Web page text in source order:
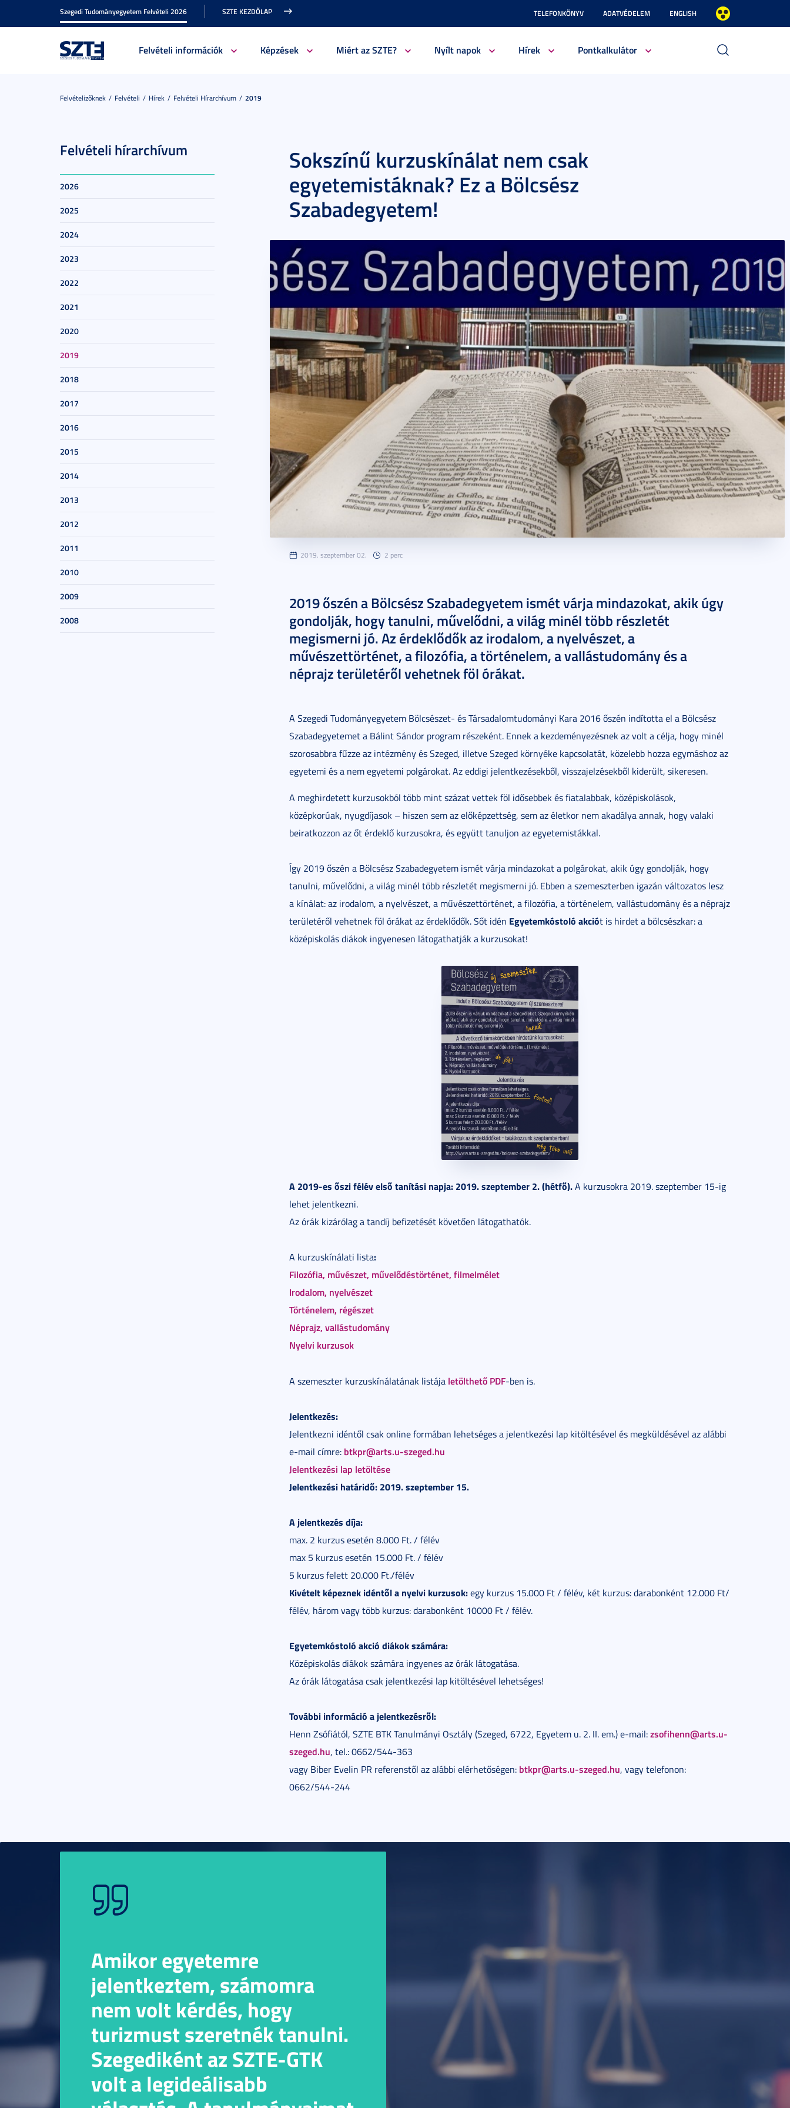
Szegedi Tudományegyetem Felvételi 2026 SZTE KEZDŐLAP TELEFONKÖNYV ADATVÉDELEM ENGLISH
Felvételi információk Képzések Miért az SZTE? Nyílt napok Hírek Pontkalkulátor
Felvételizőknek Felvételi Hírek Felvételi Hírarchívum 2019
Felvételi hírarchívum
2026
2025
2024
2023
2022
2021
2020
2019
2018
2017
2016
2015
2014
2013
2012
2011
2010
2009
2008
Sokszínű kurzuskínálat nem csak
egyetemistáknak? Ez a Bölcsész
Szabadegyetem!
2019. szeptember 02. 2 perc
2019 őszén a Bölcsész Szabadegyetem ismét várja mindazokat, akik úgy
gondolják, hogy tanulni, művelődni, a világ minél több részletét
megismerni jó. Az érdeklődők az irodalom, a nyelvészet, a
művészettörténet, a filozófia, a történelem, a vallástudomány és a
néprajz területéről vehetnek föl órákat.
A Szegedi Tudományegyetem Bölcsészet- és Társadalomtudományi Kara 2016 őszén indította el a Bölcsész
Szabadegyetemet a Bálint Sándor program részeként. Ennek a kezdeményezésnek az volt a célja, hogy minél
szorosabbra fűzze az intézmény és Szeged, illetve Szeged környéke kapcsolatát, közelebb hozza egymáshoz az
egyetemi és a nem egyetemi polgárokat. Az eddigi jelentkezésekből, visszajelzésekből kiderült, sikeresen.
A meghirdetett kurzusokból több mint százat vettek föl idősebbek és fiatalabbak, középiskolások,
középkorúak, nyugdíjasok – hiszen sem az előképzettség, sem az életkor nem akadálya annak, hogy valaki
beiratkozzon az őt érdeklő kurzusokra, és együtt tanuljon az egyetemistákkal.
Így 2019 őszén a Bölcsész Szabadegyetem ismét várja mindazokat a polgárokat, akik úgy gondolják, hogy
tanulni, művelődni, a világ minél több részletét megismerni jó. Ebben a szemeszterben igazán változatos lesz
a kínálat: az irodalom, a nyelvészet, a művészettörténet, a filozófia, a történelem, vallástudomány és a néprajz
területéről vehetnek föl órákat az érdeklődők. Sőt idén Egyetemkóstoló akciót is hirdet a bölcsészkar: a
középiskolás diákok ingyenesen látogathatják a kurzusokat!
A 2019-es őszi félév első tanítási napja: 2019. szeptember 2. (hétfő).A kurzusokra 2019. szeptember 15-ig
lehet jelentkezni.
Az órák kizárólag a tandíj befizetését követően látogathatók.
A kurzuskínálati lista:
Filozófia, művészet, művelődéstörténet, filmelmélet
Irodalom, nyelvészet
Történelem, régészet
Néprajz, vallástudomány
Nyelvi kurzusok
A szemeszter kurzuskínálatának listája letölthető PDF-ben is.
Jelentkezés:
Jelentkezni idéntől csak online formában lehetséges a jelentkezési lap kitöltésével és megküldésével az alábbi
e-mail címre: btkpr@arts.u-szeged.hu
Jelentkezési lap letöltése
Jelentkezési határidő: 2019. szeptember 15.
A jelentkezés díja:
max. 2 kurzus esetén 8.000 Ft. / félév
max 5 kurzus esetén 15.000 Ft. / félév
5 kurzus felett 20.000 Ft./félév
Kivételt képeznek idéntől a nyelvi kurzusok:egy kurzus 15.000 Ft / félév, két kurzus: darabonként 12.000 Ft/
félév, három vagy több kurzus: darabonként 10000 Ft / félév.
Egyetemkóstoló akció diákok számára:
Középiskolás diákok számára ingyenes az órák látogatása.
Az órák látogatása csak jelentkezési lap kitöltésével lehetséges!
További információ a jelentkezésről:
Henn Zsófiától, SZTE BTK Tanulmányi Osztály (Szeged, 6722, Egyetem u. 2. II. em.) e-mail:zsofihenn@arts.u-
szeged.hu, tel.: 0662/544-363
vagy Biber Evelin PR referenstől az alábbi elérhetőségen: btkpr@arts.u-szeged.hu, vagy telefonon:
0662/544-244
Amikor egyetemre
jelentkeztem, számomra
nem volt kérdés, hogy
turizmust szeretnék tanulni.
Szegediként az SZTE-GTK
volt a legideálisabb